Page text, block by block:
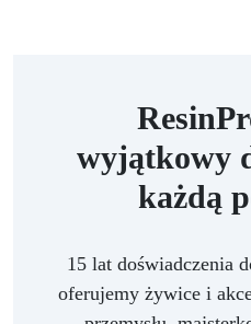
wyjątkowy
każdą
15 lat doświadczenia
oferujemy żywice i